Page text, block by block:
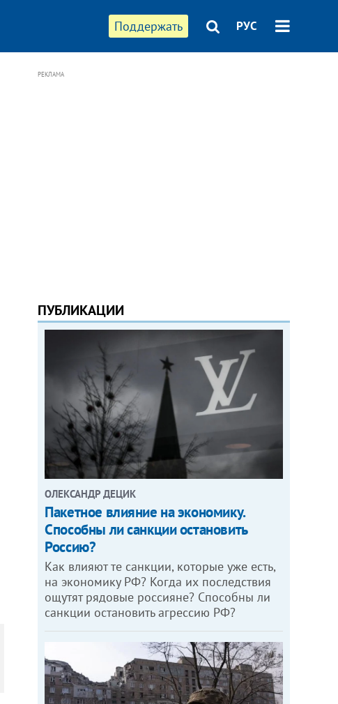
Поддержать РУС
РЕКЛАМА
ПУБЛИКАЦИИ
ОЛЕКСАНДР ДЕЦИК
Пакетное влияние на экономику.
Способны ли санкции остановить
Россию?
Как влияют те санкции, которые уже есть,
на экономику РФ? Когда их последствия
ощутят рядовые россияне? Способны ли
санкции остановить агрессию РФ?